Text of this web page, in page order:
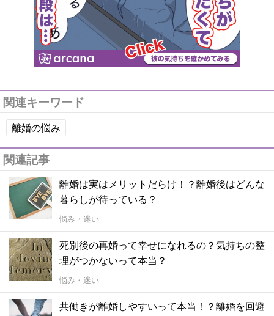
関連キーワード
離婚の悩み
関連記事
離婚は実はメリットだらけ！？離婚後はどんな
暮らしが待っている？
悩み・迷い
死別後の再婚って幸せになれるの？気持ちの整
理がつかないって本当？
悩み・迷い
共働きが離婚しやすいって本当！？離婚を回避